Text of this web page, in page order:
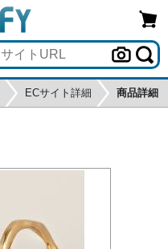
ECサイト詳細 商品詳細